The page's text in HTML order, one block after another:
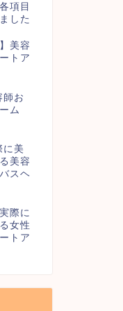
項目
した
美容
トア
師お
ム
に美
美容
スヘ
際に
女性
トア